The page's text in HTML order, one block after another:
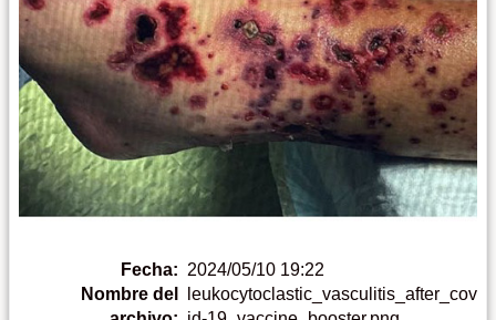
Fecha: 2024/05/10 19:22
Nombre del
leukocytoclastic_vasculitis_after_cov